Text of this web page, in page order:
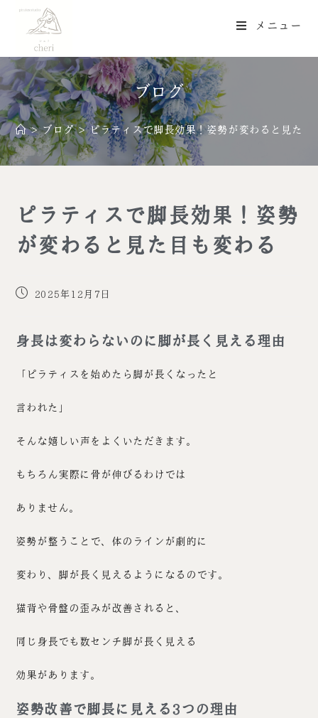
メニュー
ブログ
> ブログ > ピラティスで脚長効果！姿勢が変わると見た目
ピラティスで脚長効果！姿勢
が変わると見た目も変わる
2025年12月7日
身長は変わらないのに脚が長く見える理由
「ピラティスを始めたら脚が長くなったと
言われた」
そんな嬉しい声をよくいただきます。
もちろん実際に骨が伸びるわけでは
ありません。
姿勢が整うことで、体のラインが劇的に
変わり、脚が長く見えるようになるのです。
猫背や骨盤の歪みが改善されると、
同じ身長でも数センチ脚が長く見える
効果があります。
姿勢改善で脚長に見える3つの理由